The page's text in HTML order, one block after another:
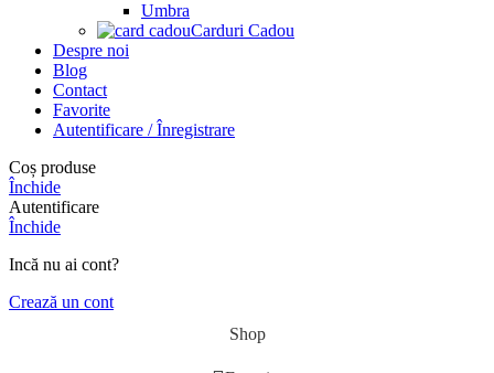
Umbra
Carduri Cadou
Despre noi
Blog
Contact
Favorite
Autentificare / Înregistrare
Coș produse
Închide
Autentificare
Închide
Incă nu ai cont?
Crează un cont
Shop